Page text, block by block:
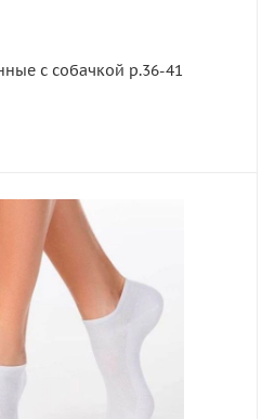
с собачкой р.36-41